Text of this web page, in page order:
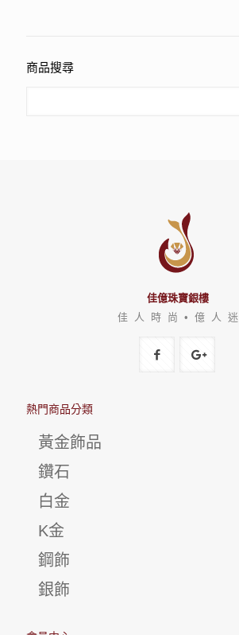
商品搜尋
佳億珠寶銀樓
佳 人 時 尚 • 億 人 迷
熱門商品分類
黃金飾品
鑽石
白金
K金
鋼飾
銀飾